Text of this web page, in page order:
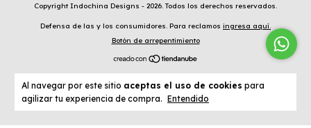
Al navegar por este sitio aceptas el uso de cookies para
agilizar tu experiencia de compra. Entendido
Copyright Indochina Designs - 2026. Todos los derechos reservados.
Defensa de las y los consumidores. Para reclamos ingresa aquí.
Botón de arrepentimiento